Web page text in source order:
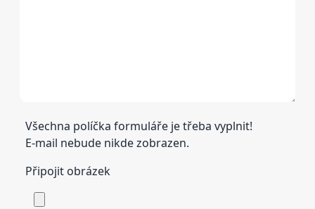
Všechna políčka formuláře je třeba vyplnit!
E-mail nebude nikde zobrazen.
Připojit obrázek